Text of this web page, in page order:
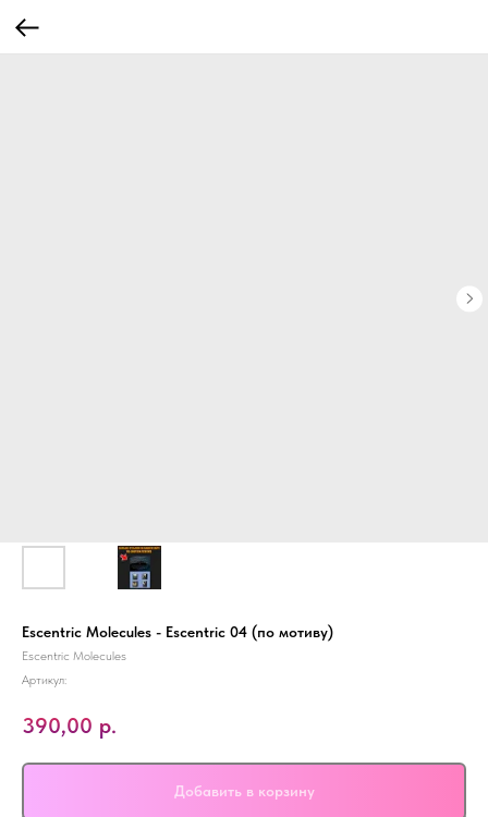
Escentric Molecules - Escentric 04 (по мотиву)
Escentric Molecules
Артикул:
390,00 р.
Добавить в корзину